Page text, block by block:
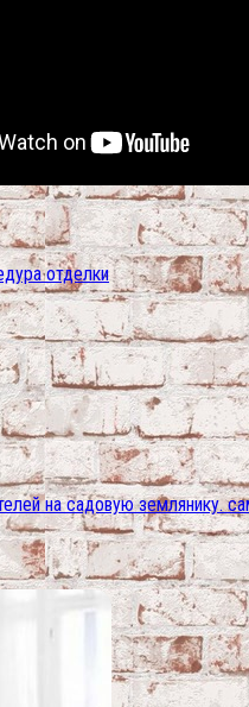
отделки
на садовую землянику.